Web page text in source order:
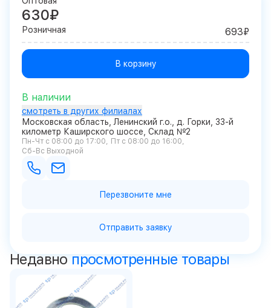
630₽
Розничная 693₽
В корзину
В наличии
смотреть в других филиалах
Московская область, Ленинский г.о., д. Горки, 33-й
километр Каширского шоссе, Склад №2
Пн-Чт с 08:00 до 17:00
Пт с 08:00 до 16:00
Сб-Вс Выходной
Перезвоните мне
Отправить заявку
Недавно просмотренные товары